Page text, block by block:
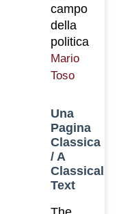
campo
della
politica
Mario
Toso
Una
Pagina
Classica
/ A
Classical
Text